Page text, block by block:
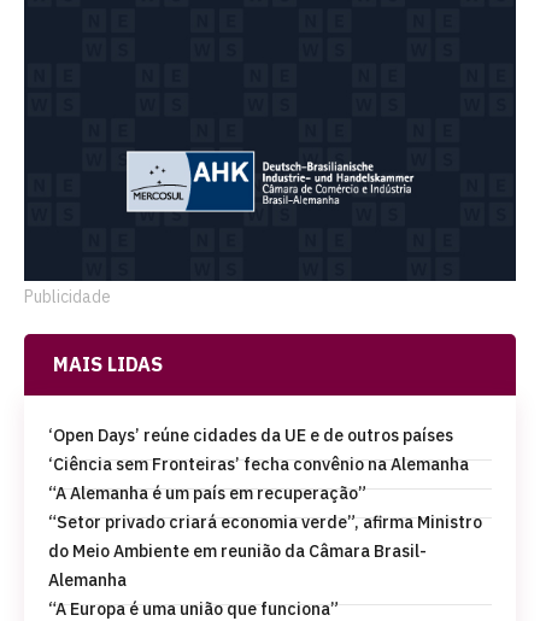
Publicidade
MAIS LIDAS
‘Open Days’ reúne cidades da UE e de outros países
‘Ciência sem Fronteiras’ fecha convênio na Alemanha
“A Alemanha é um país em recuperação”
“Setor privado criará economia verde”, afirma Ministro
do Meio Ambiente em reunião da Câmara Brasil-
Alemanha
“A Europa é uma união que funciona”